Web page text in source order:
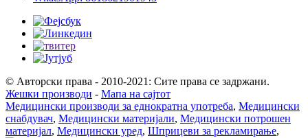
© Авторски права - 2010-2021: Сите права се задржани.
Жешки производи - Мапа на сајтот
Медицински производи за еднократна употреба, Медицински
снабдувач, Медицински материјали, Медицински потрошен
материјал, Медицински уред, Шприцеви за рекламирање,